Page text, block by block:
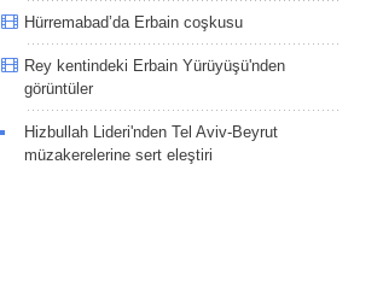
Hürremabad’da Erbain coşkusu
Rey kentindeki Erbain Yürüyüşü'nden
görüntüler
Hizbullah Lideri'nden Tel Aviv-Beyrut
müzakerelerine sert eleştiri